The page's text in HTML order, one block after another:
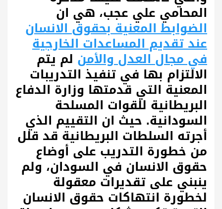
المحامي علي عجب، هي ان
الضوابط المعنية بحقوق الانسان
عند تقديم المساعدات الخارجية
في مجال العدل والأمن لم يتم
الالتزام بها في تنفيذ التدريبات
المعنية التي قدمتها وزارة الدفاع
البريطانية للقوات المسلحة
السودانية. حيث ان التقييم الذي
أجرته السلطات البريطانية قد قلل
من خطورة التدريب على أوضاع
حقوق الانسان في السودان، ولم
ينبني على تقديرات معقولة
لخطورة انتهاكات حقوق الانسان